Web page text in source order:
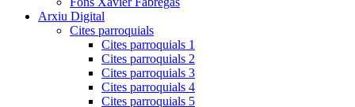
Arxiu Digital
Cites parroquials
Cites parroquials 1
Cites parroquials 2
Cites parroquials 3
Cites parroquials 4
Cites parroquials 5